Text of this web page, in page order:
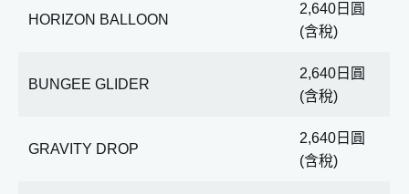
HORIZON BALLOON
2,640日圓
(含稅)
BUNGEE GLIDER
2,640日圓
(含稅)
GRAVITY DROP
2,640日圓
(含稅)